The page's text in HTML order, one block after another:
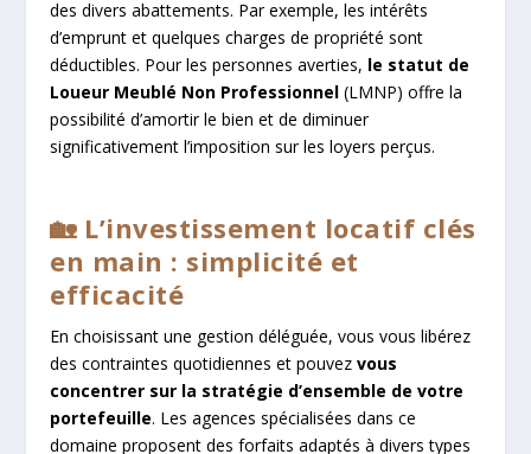
des divers abattements. Par exemple, les intérêts
d’emprunt et quelques charges de propriété sont
déductibles. Pour les personnes averties, le statut de
Loueur Meublé Non Professionnel (LMNP) offre la
possibilité d’amortir le bien et de diminuer
significativement l’imposition sur les loyers perçus.
🏡 L’investissement locatif clés
en main : simplicité et
efficacité
En choisissant une gestion déléguée, vous vous libérez
des contraintes quotidiennes et pouvezvous
concentrer sur la stratégie d’ensemble de votre
portefeuille. Les agences spécialisées dans ce
domaine proposent des forfaits adaptés à divers types